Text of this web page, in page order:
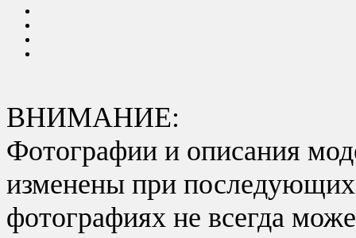
ВНИМАНИЕ:
Фотографии и описания
изменены при последующих
фотографиях не всегда